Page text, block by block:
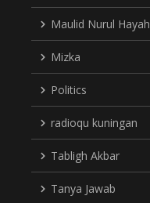
Maulid Nurul Hayah
Mizka
Politics
radioqu kuningan
Tabligh Akbar
Tanya Jawab